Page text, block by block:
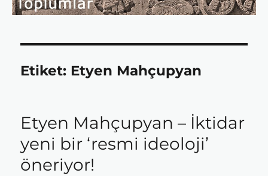
Etiket: Etyen Mahçupyan
Etyen Mahçupyan – İktidar
yeni bir ‘resmi ideoloji’
öneriyor!